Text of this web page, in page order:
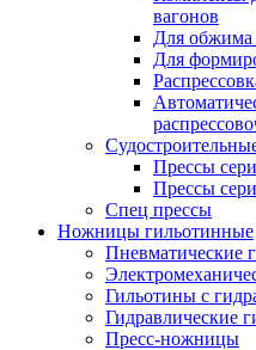
вагонов
Для обжима
Для
Прессы
Прессы
Спец прессы
Ножницы гильотинные
Пневматические
Гильотины с
Гидравлические
Пресс-ножницы